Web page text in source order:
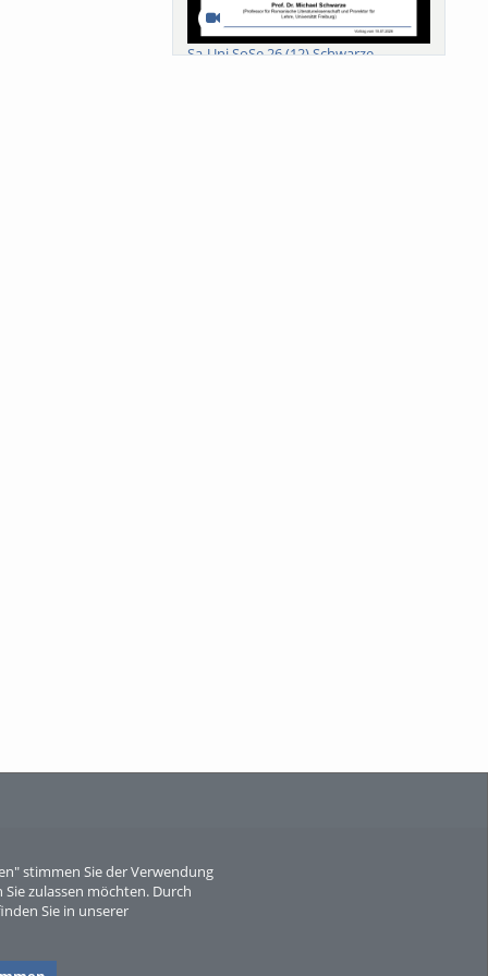
stimmen Sie der Verwendung
zulassen möchten. Durch
Sie in unserer
Sa-Uni SoSe 26 (12) Schwarze